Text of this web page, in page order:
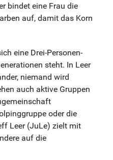
bindet eine Frau die
auf, damit das Korn
eine Drei-Personen-
steht. In Leer
niemand wird
auch aktive Gruppen
oder die
Leer (JuLe) zielt mit
auf die